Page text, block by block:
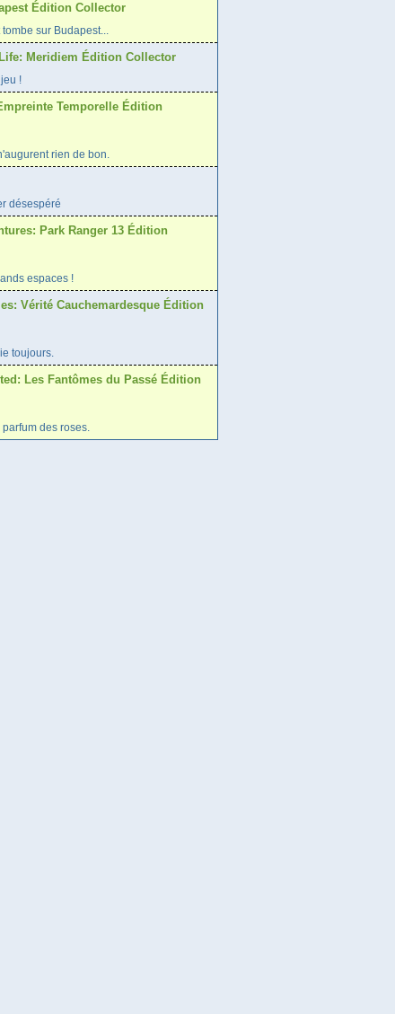
Édition Collector
sur Budapest...
Meridiem Édition Collector
!
Temporelle Édition
rien de bon.
désespéré
Park Ranger 13 Édition
espaces !
Vérité Cauchemardesque Édition
toujours.
Les Fantômes du Passé Édition
des roses.